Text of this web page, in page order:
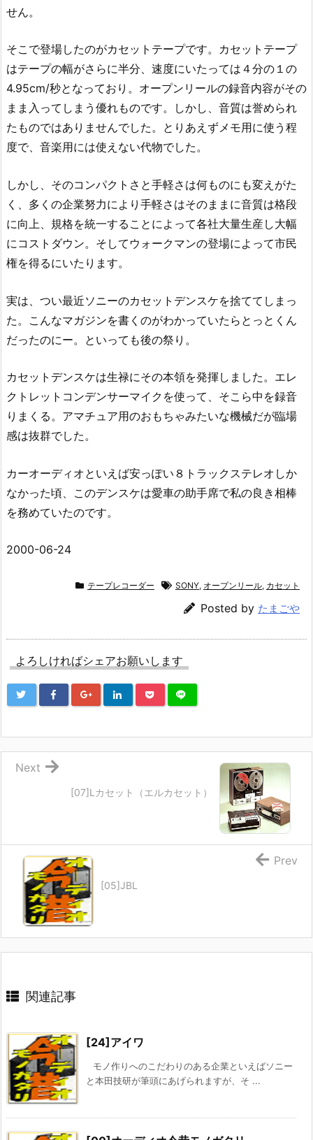
せん。
そこで登場したのがカセットテープです。カセットテープ
はテープの幅がさらに半分、速度にいたっては４分の１の
4.95cm/秒となっており。オープンリールの録音内容がその
まま入ってしまう優れものです。しかし、音質は誉められ
たものではありませんでした。とりあえずメモ用に使う程
度で、音楽用には使えない代物でした。
しかし、そのコンパクトさと手軽さは何ものにも変えがた
く、多くの企業努力により手軽さはそのままに音質は格段
に向上、規格を統一することによって各社大量生産し大幅
にコストダウン。そしてウォークマンの登場によって市民
権を得るにいたります。
実は、つい最近ソニーのカセットデンスケを捨ててしまっ
た。こんなマガジンを書くのがわかっていたらとっとくん
だったのにー。といっても後の祭り。
カセットデンスケは生禄にその本領を発揮しました。エレ
クトレットコンデンサーマイクを使って、そこら中を録音
りまくる。アマチュア用のおもちゃみたいな機械だが臨場
感は抜群でした。
カーオーディオといえば安っぽい８トラックステレオしか
なかった頃、このデンスケは愛車の助手席で私の良き相棒
を務めていたのです。
2000-06-24
テープレコーダー SONY, オープンリール, カセット
Posted by たまごや
よろしければシェアお願いします
[07]Lカセット（エルカセット）
Next
[05]JBL
Prev
関連記事
[24]アイワ
モノ作りへのこだわりのある企業といえばソニー
と本田技研が筆頭にあげられますが、そ ...